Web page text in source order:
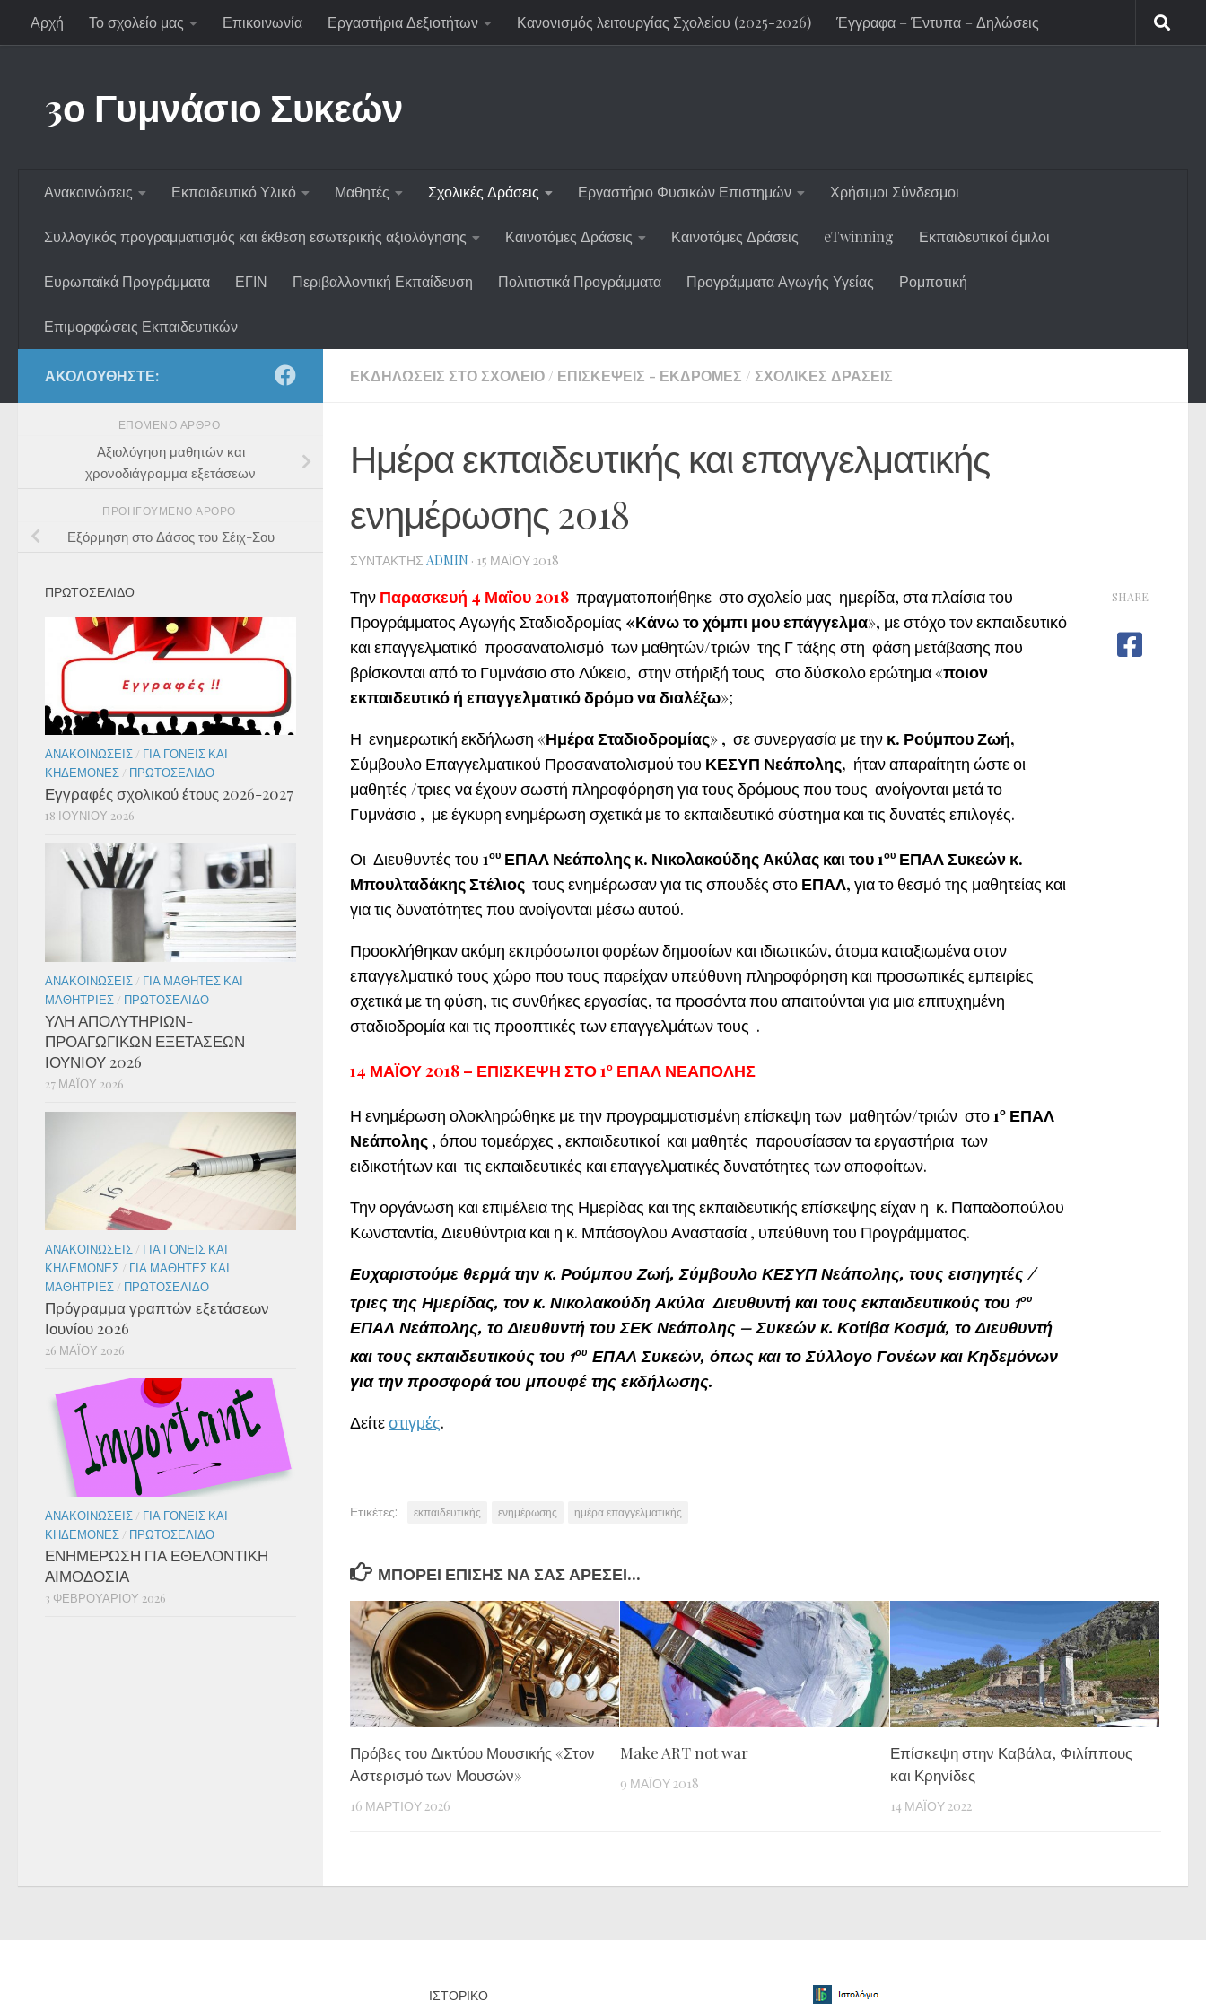
Skip to content
Αρχή Το σχολείο μας Επικοινωνία Εργαστήρια Δεξιοτήτων Κανονισμός λειτουργίας Σχολείου (2025-2026) Έγγραφα – Έντυπα – Δηλώσεις
3ο Γυμνάσιο Συκεών
Ανακοινώσεις Εκπαιδευτικό Υλικό Μαθητές Σχολικές Δράσεις Εργαστήριο Φυσικών Επιστημών Χρήσιμοι Σύνδεσμοι
Συλλογικός προγραμματισμός και έκθεση εσωτερικής αξιολόγησης Καινοτόμες Δράσεις Καινοτόμες Δράσεις eTwinning Εκπαιδευτικοί όμιλοι
Ευρωπαϊκά Προγράμματα ΕΓΙΝ Περιβαλλοντική Εκπαίδευση Πολιτιστικά Προγράμματα Προγράμματα Αγωγής Υγείας Ρομποτική
Επιμορφώσεις Εκπαιδευτικών
ΕΚΔΗΛΏΣΕΙΣ ΣΤΟ ΣΧΟΛΕΊΟ / ΕΠΙΣΚΈΨΕΙΣ - ΕΚΔΡΟΜΈΣ / ΣΧΟΛΙΚΈΣ ΔΡΆΣΕΙΣ
Ημέρα εκπαιδευτικής και επαγγελματικής
ενημέρωσης 2018
ΣΥΝΤΆΚΤΗΣ ADMIN · 15 ΜΑΪ́ΟΥ 2018
Την Παρασκευή 4 Μαΐου 2018 πραγματοποιήθηκε στο σχολείο μας ημερίδα, στα πλαίσια του
Προγράμματος Αγωγής Σταδιοδρομίας «Κάνω το χόμπι μου επάγγελμα», με στόχο τον εκπαιδευτικό
και επαγγελματικό προσανατολισμό των μαθητών/τριών της Γ τάξης στη φάση μετάβασης που
βρίσκονται από το Γυμνάσιο στο Λύκειο, στην στήριξή τους στο δύσκολο ερώτημα «ποιον
εκπαιδευτικό ή επαγγελματικό δρόμο να διαλέξω»;
Η ενημερωτική εκδήλωση «Ημέρα Σταδιοδρομίας» , σε συνεργασία με την κ. Ρούμπου Ζωή,
Σύμβουλο Επαγγελματικού Προσανατολισμού του ΚΕΣΥΠ Νεάπολης, ήταν απαραίτητη ώστε οι
μαθητές /τριες να έχουν σωστή πληροφόρηση για τους δρόμους που τους ανοίγονται μετά το
Γυμνάσιο , με έγκυρη ενημέρωση σχετικά με το εκπαιδευτικό σύστημα και τις δυνατές επιλογές.
Οι Διευθυντές του 1ου ΕΠΑΛ Νεάπολης κ. Νικολακούδης Ακύλας και του 1ου ΕΠΑΛ Συκεών κ.
Μπουλταδάκης Στέλιος τους ενημέρωσαν για τις σπουδές στο ΕΠΑΛ, για το θεσμό της μαθητείας και
για τις δυνατότητες που ανοίγονται μέσω αυτού.
Προσκλήθηκαν ακόμη εκπρόσωποι φορέων δημοσίων και ιδιωτικών, άτομα καταξιωμένα στον
επαγγελματικό τους χώρο που τους παρείχαν υπεύθυνη πληροφόρηση και προσωπικές εμπειρίες
σχετικά με τη φύση, τις συνθήκες εργασίας, τα προσόντα που απαιτούνται για μια επιτυχημένη
σταδιοδρομία και τις προοπτικές των επαγγελμάτων τους .
14 ΜΑΪΟΥ 2018 – ΕΠΙΣΚΕΨΗ ΣΤΟ 1ο ΕΠΑΛ ΝΕΑΠΟΛΗΣ
Η ενημέρωση ολοκληρώθηκε με την προγραμματισμένη επίσκεψη των μαθητών/τριών στο1ο ΕΠΑΛ
Νεάπολης , όπου τομεάρχες , εκπαιδευτικοί και μαθητές παρουσίασαν τα εργαστήρια των
ειδικοτήτων και τις εκπαιδευτικές και επαγγελματικές δυνατότητες των αποφοίτων.
Την οργάνωση και επιμέλεια της Ημερίδας και της εκπαιδευτικής επίσκεψης είχαν η κ. Παπαδοπούλου
Κωνσταντία, Διευθύντρια και η κ. Μπάσογλου Αναστασία , υπεύθυνη του Προγράμματος.
Ευχαριστούμε θερμά την κ. Ρούμπου Ζωή, Σύμβουλο ΚΕΣΥΠ Νεάπολης, τους εισηγητές /
τριες της Ημερίδας, τον κ. Νικολακούδη Ακύλα Διευθυντή και τους εκπαιδευτικούς του 1ου
ΕΠΑΛ Νεάπολης, το Διευθυντή του ΣΕΚ Νεάπολης – Συκεών κ. Κοτίβα Κοσμά, το Διευθυντή
και τους εκπαιδευτικούς του 1ου ΕΠΑΛ Συκεών, όπως και το Σύλλογο Γονέων και Κηδεμόνων
για την προσφορά του μπουφέ της εκδήλωσης.
Δείτεστιγμές.
SHARE
Ετικέτες: εκπαιδευτικής ενημέρωσης ημέρα επαγγελματικής
ΜΠΟΡΕΊ ΕΠΊΣΗΣ ΝΑ ΣΑΣ ΑΡΈΣΕΙ...
Πρόβες του Δικτύου Μουσικής «Στον
Αστερισμό των Μουσών»
16 ΜΑΡΤΊΟΥ 2026
Make ART not war
9 ΜΑΪ́ΟΥ 2018
Επίσκεψη στην Καβάλα, Φιλίππους
και Κρηνίδες
14 ΜΑΪ́ΟΥ 2022
ΑΚΟΛΟΥΘΉΣΤΕ:
ΕΠΌΜΕΝΟ ΆΡΘΡΟ
Αξιολόγηση μαθητών και
χρονοδιάγραμμα εξετάσεων
ΠΡΟΗΓΟΎΜΕΝΟ ΆΡΘΡΟ
Εξόρμηση στο Δάσος του Σέιχ-Σου
ΠΡΩΤΟΣΕΛΙΔΟ
ΑΝΑΚΟΙΝΏΣΕΙΣ / ΓΙΑ ΓΟΝΕΊΣ ΚΑΙ
ΚΗΔΕΜΌΝΕΣ / ΠΡΩΤΟΣΈΛΙΔΟ
Εγγραφές σχολικού έτους 2026-2027
18 ΙΟΥΝΊΟΥ 2026
ΑΝΑΚΟΙΝΏΣΕΙΣ / ΓΙΑ ΜΑΘΗΤΈΣ ΚΑΙ
ΜΑΘΉΤΡΙΕΣ / ΠΡΩΤΟΣΈΛΙΔΟ
ΥΛΗ ΑΠΟΛΥΤΗΡΙΩΝ-
ΠΡΟΑΓΩΓΙΚΩΝ ΕΞΕΤΑΣΕΩΝ
ΙΟΥΝΙΟΥ 2026
27 ΜΑΪ́ΟΥ 2026
ΑΝΑΚΟΙΝΏΣΕΙΣ / ΓΙΑ ΓΟΝΕΊΣ ΚΑΙ
ΚΗΔΕΜΌΝΕΣ / ΓΙΑ ΜΑΘΗΤΈΣ ΚΑΙ
ΜΑΘΉΤΡΙΕΣ / ΠΡΩΤΟΣΈΛΙΔΟ
Πρόγραμμα γραπτών εξετάσεων
Ιουνίου 2026
26 ΜΑΪ́ΟΥ 2026
ΑΝΑΚΟΙΝΏΣΕΙΣ / ΓΙΑ ΓΟΝΕΊΣ ΚΑΙ
ΚΗΔΕΜΌΝΕΣ / ΠΡΩΤΟΣΈΛΙΔΟ
ΕΝΗΜΕΡΩΣΗ ΓΙΑ ΕΘΕΛΟΝΤΙΚΗ
ΑΙΜΟΔΟΣΙΑ
3 ΦΕΒΡΟΥΑΡΊΟΥ 2026
ΙΣΤΟΡΙΚΌ